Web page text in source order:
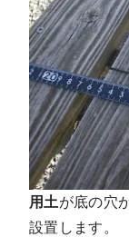
用土が底の穴
設置します。